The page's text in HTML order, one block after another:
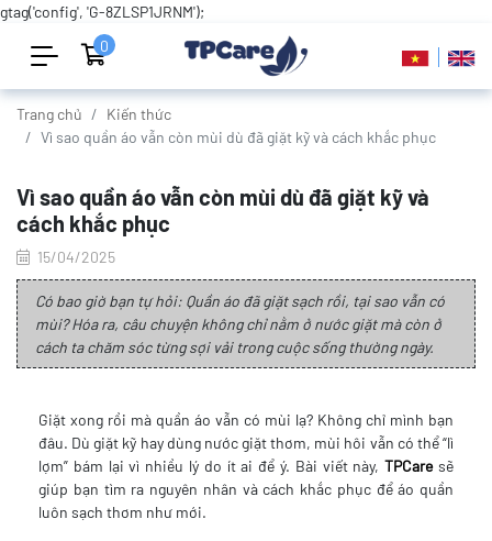
gtag('config', 'G-8ZLSP1JRNM');
0
Trang chủ
Kiến thức
Vì sao quần áo vẫn còn mùi dù đã giặt kỹ và cách khắc phục
Vì sao quần áo vẫn còn mùi dù đã giặt kỹ và
cách khắc phục
15/04/2025
Có bao giờ bạn tự hỏi: Quần áo đã giặt sạch rồi, tại sao vẫn có
mùi? Hóa ra, câu chuyện không chỉ nằm ở nước giặt mà còn ở
cách ta chăm sóc từng sợi vải trong cuộc sống thường ngày.
Giặt xong rồi mà quần áo vẫn có mùi lạ? Không chỉ mình bạn
đâu. Dù giặt kỹ hay dùng nước giặt thơm, mùi hôi vẫn có thể “lì
lợm” bám lại vì nhiều lý do ít ai để ý. Bài viết này,TPCare sẽ
giúp bạn tìm ra nguyên nhân và cách khắc phục để áo quần
luôn sạch thơm như mới.